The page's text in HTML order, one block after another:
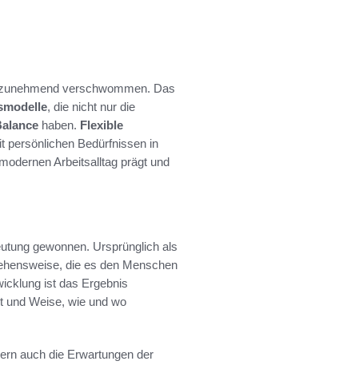
verschwommen. Das
, die nicht nur die
haben. Flexible
persönlichen Bedürfnissen in
Arbeitsalltag prägt und
gewonnen. Ursprünglich als
die es den Menschen
ist das Ergebnis
und Weise, wie und wo
auch die Erwartungen der